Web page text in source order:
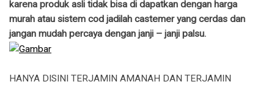
karena produk asli tidak bisa di dapatkan dengan harga
murah atau sistem cod jadilah castemer yang cerdas dan
jangan mudah percaya dengan janji – janji palsu.
HANYA DISINI TERJAMIN AMANAH DAN TERJAMIN